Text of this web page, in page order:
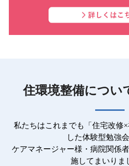
住環境整備につい
私たちはこれまでも「住宅改修
した体験型勉強会
ケアマネージャー様・病院関係
施してまいりま